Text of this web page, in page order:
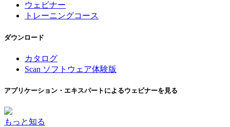
ウェビナー
トレーニングコース
ダウンロード
カタログ
Scan ソフトウェア体験版
アプリケーション・エキスパートによるウェビナーを見る
もっと知る